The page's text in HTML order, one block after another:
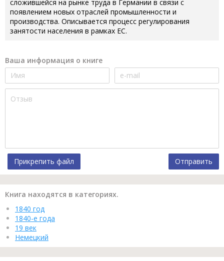
сложившейся на рынке труда в Германии в связи с
появлением новых отраслей промышленности и
производства. Описывается процесс регулирования
занятости населения в рамках ЕС.
Ваша информация о книге
Прикрепить файл Отправить
Книга находятся в категориях.
1840 год
1840-е года
19 век
Немецкий